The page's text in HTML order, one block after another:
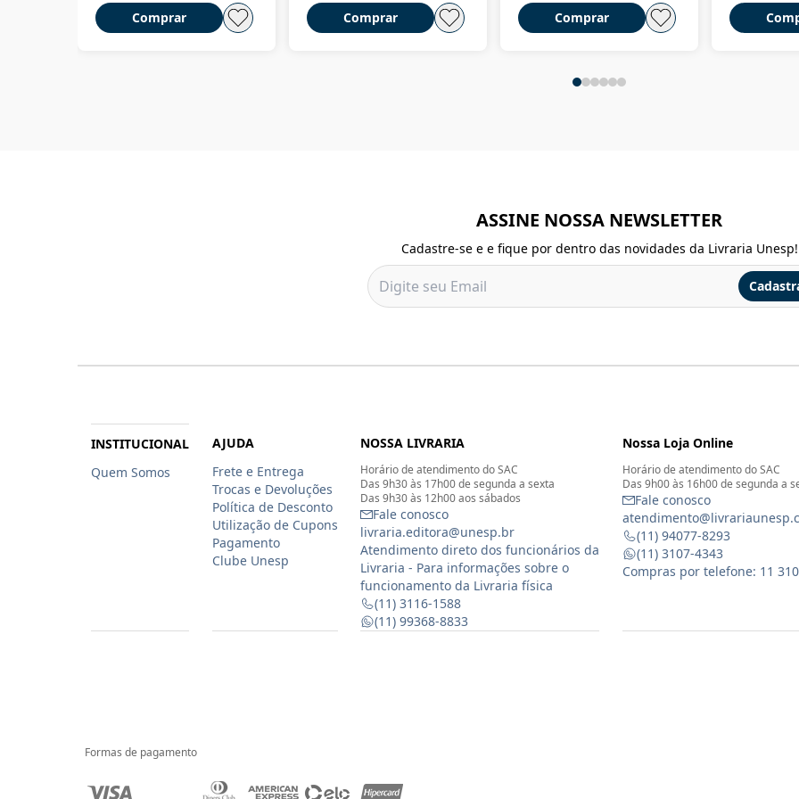
Comprar Comprar Comprar
ASSINE NOSSA NEWSLETTER
Cadastre-se e e fique por dentro das novidades da Livraria Unesp!
INSTITUCIONAL
Quem Somos
AJUDA
Frete e Entrega
Trocas e Devoluções
Política de Desconto
Utilização de Cupons
Pagamento
Clube Unesp
NOSSA LIVRARIA
Horário de atendimento do SAC
Das 9h30 às 17h00 de segunda a sexta
Das 9h30 às 12h00 aos sábados
Fale conosco
livraria.editora@unesp.br
Atendimento direto dos funcionários da
Livraria - Para informações sobre o
funcionamento da Livraria física
(11) 3116-1588
(11) 99368-8833
Nossa Loja Online
Horário de atendimento do SAC
Das 9h00 às 16h00 de segunda a
Fale conosco
(11) 94077-8293
(11) 3107-4343
Compras por telefone: 11
Formas de pagamento